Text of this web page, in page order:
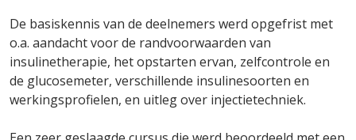
De basiskennis van de deelnemers werd opgefrist met
o.a. aandacht voor de randvoorwaarden van
insulinetherapie, het opstarten ervan, zelfcontrole en
de glucosemeter, verschillende insulinesoorten en
werkingsprofielen, en uitleg over injectietechniek.